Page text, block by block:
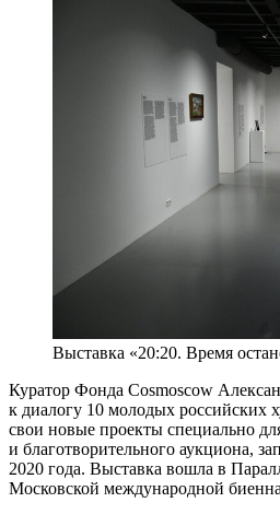
Выставка «20:20. Время
Куратор Фонда Cosmoscow
к диалогу 10 молодых российских
свои новые проекты специально
и благотворительного аукциона,
2020 года. Выставка вошла в
Московской международной